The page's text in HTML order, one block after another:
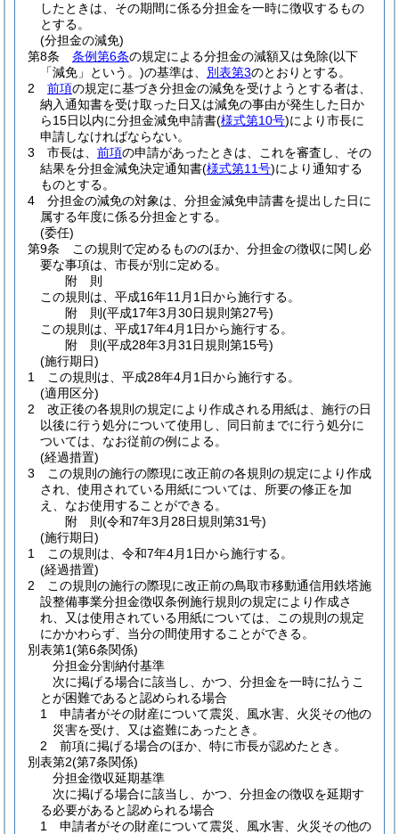
したときは、その期間に係る分担金を一時に徴収するもの
とする。
(分担金の減免)
第8条
条例第6条の規定による分担金の減額又は免除(以下
「減免」という。)の基準は、 別表第3のとおりとする。
2
前項の規定に基づき分担金の減免を受けようとする者は、
納入通知書を受け取った日又は減免の事由が発生した日か
ら15日以内に分担金減免申請書(様式第10号)により市長に
申請しなければならない。
3
市長は、 前項の申請があったときは、これを審査し、その
結果を分担金減免決定通知書(様式第11号)により通知する
ものとする。
4
分担金の減免の対象は、分担金減免申請書を提出した日に
属する年度に係る分担金とする。
(委任)
第9条
この規則で定めるもののほか、分担金の徴収に関し必
要な事項は、市長が別に定める。
附 則
この規則は、平成16年11月1日から施行する。
附 則(平成17年3月30日規則第27号)
この規則は、平成17年4月1日から施行する。
附 則(平成28年3月31日規則第15号)
(施行期日)
1
この規則は、平成28年4月1日から施行する。
(適用区分)
2
改正後の各規則の規定により作成される用紙は、施行の日
以後に行う処分について使用し、同日前までに行う処分に
ついては、なお従前の例による。
(経過措置)
3
この規則の施行の際現に改正前の各規則の規定により作成
され、使用されている用紙については、所要の修正を加
え、なお使用することができる。
附 則(令和7年3月28日規則第31号)
(施行期日)
1
この規則は、令和7年4月1日から施行する。
(経過措置)
2
この規則の施行の際現に改正前の鳥取市移動通信用鉄塔施
設整備事業分担金徴収条例施行規則の規定により作成さ
れ、又は使用されている用紙については、この規則の規定
にかかわらず、当分の間使用することができる。
別表第1(第6条関係)
分担金分割納付基準
次に掲げる場合に該当し、かつ、分担金を一時に払うこ
とが困難であると認められる場合
1 申請者がその財産について震災、風水害、火災その他の
災害を受け、又は盗難にあったとき。
2 前項に掲げる場合のほか、特に市長が認めたとき。
別表第2(第7条関係)
分担金徴収延期基準
次に掲げる場合に該当し、かつ、分担金の徴収を延期す
る必要があると認められる場合
1 申請者がその財産について震災、風水害、火災その他の